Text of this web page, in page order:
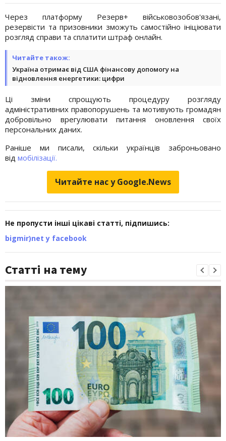
Через платформу Резерв+ військовозобов'язані,
резервісти та призовники зможуть самостійно ініціювати
розгляд справи та сплатити штраф онлайн.
Читайте також:
Україна отримає від США фінансову допомогу на
відновлення енергетики: цифри
Ці зміни спрощують процедуру розгляду
адміністративних правопорушень та мотивують громадян
добровільно врегулювати питання оновлення своїх
персональних даних.
Раніше ми писали, скільки українців заброньовано
від мобілізації.
Читайте нас у Google.News
Не пропусти інші цікаві статті, підпишись:
bigmir)net у facebook
Статті на тему